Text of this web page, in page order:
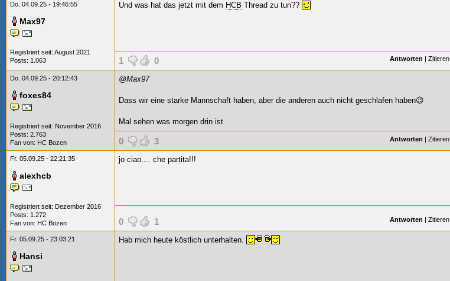
Do. 04.09.25 - 19:46:55
Max97
Registriert seit: August 2021
Posts: 1.063
Und was hat das jetzt mit dem HCB Thread zu tun??
1 0 Antworten | Zitieren
Do. 04.09.25 - 20:12:43
foxes84
Registriert seit: November 2016
Posts: 2.763
Fan von: HC Bozen
@Max97
Dass wir eine starke Mannschaft haben, aber die anderen auch nicht geschlafen haben😉
Mal sehen was morgen drin ist
0 3 Antworten | Zitieren
Fr. 05.09.25 - 22:21:35
alexhcb
Registriert seit: Dezember 2016
Posts: 1.272
Fan von: HC Bozen
jo ciao.... che partita!!!
0 1 Antworten | Zitieren
Fr. 05.09.25 - 23:03:21
Hansi
Hab mich heute köstlich unterhalten.